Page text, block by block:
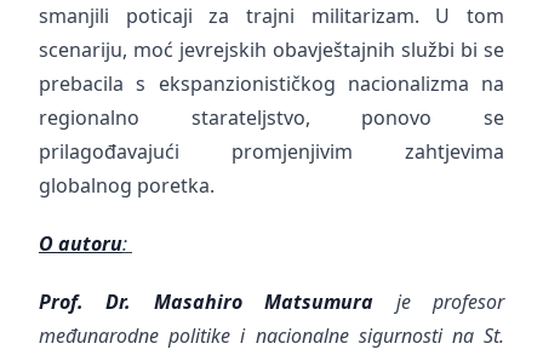
smanjili poticaji za trajni militarizam. U tom
scenariju, moć jevrejskih obavještajnih službi bi se
prebacila s ekspanzionističkog nacionalizma na
regionalno starateljstvo, ponovo se
prilagođavajući promjenjivim zahtjevima
globalnog poretka.
O autoru:
Prof. Dr. Masahiro Matsumura je profesor
međunarodne politike i nacionalne sigurnosti na St.